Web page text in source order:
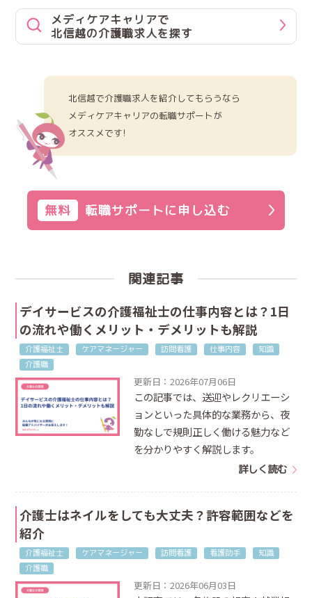
メディケアキャリアで
北信越の介護職求人を探す
北信越で介護職求人を紹介してもらうなら
メディケアキャリアの転職サポートが
オススメです!
無料 転職サポートに申し込む
関連記事
デイサービスの介護福祉士の仕事内容とは？1日
の流れや働くメリット・デメリットも解説
介護福祉士 ケアマネージャー 訪問看護 仕事内容
知識
介護職
更新日：2026年07月06日
この記事では、送迎やレクリエーシ
ョンといった具体的な業務から、夜
勤なしで規則正しく働ける魅力など
を分かりやすく解説します。
詳しく読む
介護士はネイルをしても大丈夫？許容範囲などを
紹介
介護福祉士 ケアマネージャー 訪問看護 看護助手
知識
介護職
更新日：2026年06月03日